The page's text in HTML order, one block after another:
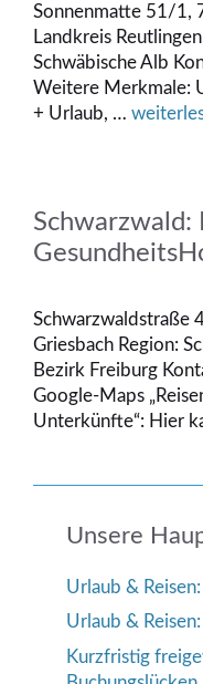
Sonnenmatte 51/1,
Landkreis
Schwäbische Alb
Weitere Merkmale:
+ Urlaub, …
Schwarzwald:
Schwarzwaldstraße
Griesbach Region:
Bezirk Freiburg
Google-Maps
Unterkünfte“: Hier
Unsere
Urlaub &
Urlaub & Reisen:
Kurzfristig